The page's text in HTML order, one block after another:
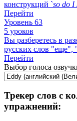
конструкций `so do I
Перейти
Уровень 63
5 уроков
Вы разберетесь в
русских слов
Перейти
Выбор голоса
Трекер слов с
упражнений: